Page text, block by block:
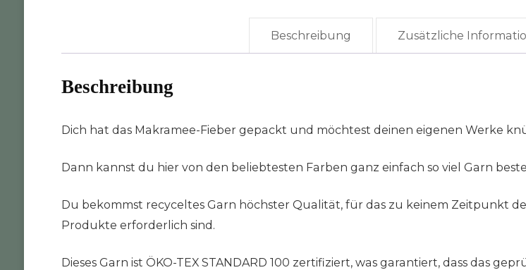
Beschreibung Zusätzliche
Beschreibung
Dich hat das Makramee-Fieber gepackt und möchtest deinen eigenen Werke
Dann kannst du hier von den beliebtesten Farben ganz einfach so viel Garn
Du bekommst recyceltes Garn höchster Qualität, für das zu keinem Zeitpunkt
Produkte erforderlich sind.
Dieses Garn ist ÖKO-TEX STANDARD 100 zertifiziert, was garantiert, dass das